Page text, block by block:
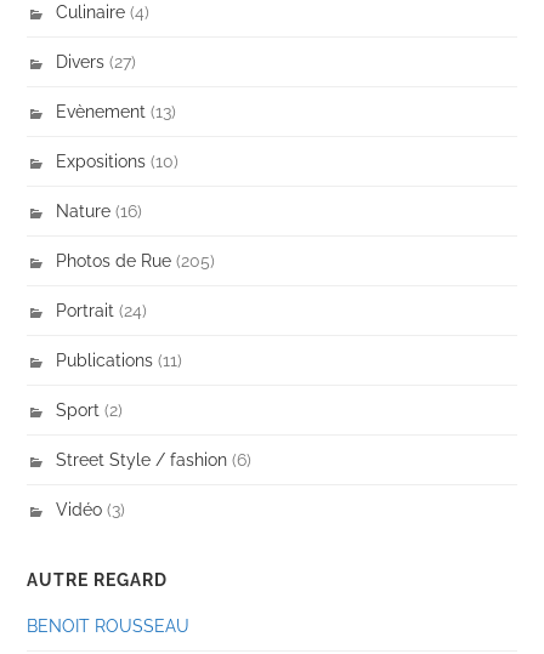
Culinaire (4)
Divers (27)
Evènement (13)
Expositions (10)
Nature (16)
Photos de Rue (205)
Portrait (24)
Publications (11)
Sport (2)
Street Style / fashion (6)
Vidéo (3)
AUTRE REGARD
BENOIT ROUSSEAU